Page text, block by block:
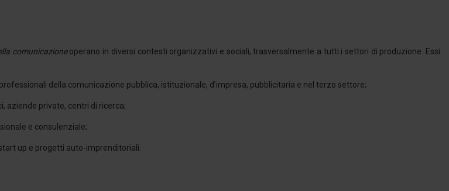
comunicazioneoperano in diversi contesti organizzativi e sociali, trasversalmente a tutti i settori di produzione. Essi
della comunicazione pubblica, istituzionale, d’impresa, pubblicitaria e nel terzo settore;
aziende private, centri di ricerca;
e consulenziale;
up e progetti auto-imprenditoriali.